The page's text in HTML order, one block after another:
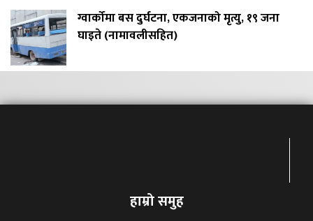
ग्वार्कोमा बस दुर्घटना, एकजनाको मृत्यु, १९ जना
घाइते (नामावलीसहित)
हाम्रो समुह